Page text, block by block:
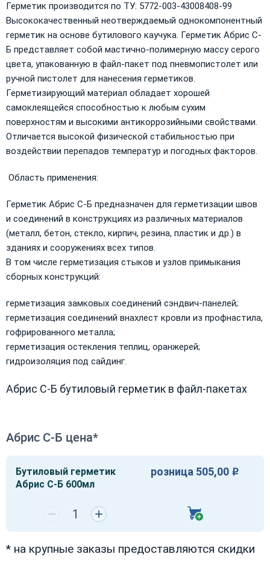
Герметик производится по ТУ: 5772-003-43008408-99
Высококачественный неотверждаемый однокомпонентный
герметик на основе бутилового каучука. Герметик Абрис С-
Б представляет собой мастично-полимерную массу серого
цвета, упакованную в файл-пакет под пневмопистолет или
ручной пистолет для нанесения герметиков.
Герметизирующий материал обладает хорошей
самоклеящейся способностью к любым сухим
поверхностям и высокими антикоррозийными свойствами.
Отличается высокой физической стабильностью при
воздействии перепадов температур и погодных факторов.
​ Область применения:
Герметик Абрис С-Б предназначен для герметизации швов
и соединений в конструкциях из различных материалов
(металл, бетон, стекло, кирпич, резина, пластик и др.) в
зданиях и сооружениях всех типов.
В том числе герметизация стыков и узлов примыкания
сборных конструкций:
герметизация замковых соединений сэндвич-панелей;
герметизация соединений внахлест кровли из профнастила,
гофрированного металла;
герметизация остекления теплиц, оранжерей;
гидроизоляция под сайдинг.
Абрис С-Б бутиловый герметик в файл-пакетах
Абрис С-Б цена*
Бутиловый герметик
Абрис С-Б 600мл
розница 505,00 Р
− +
* на крупные заказы предоставляются скидки